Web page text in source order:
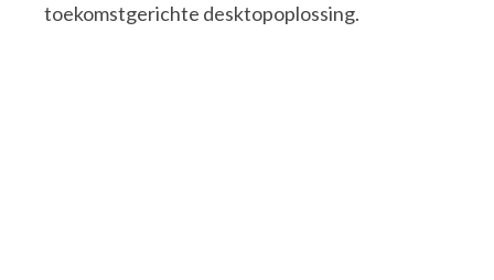
toekomstgerichte desktopoplossing.